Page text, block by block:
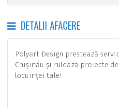
DETALII AFACERE
Polyart Design prestează
Chișinău și rulează proiecte
locuinței tale!